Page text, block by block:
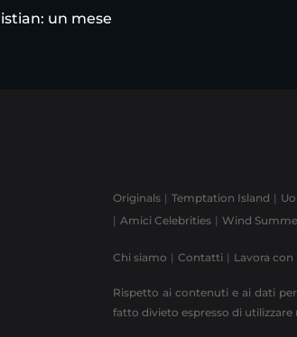
un mese
Originals Temptation Island
Amici Celebrities
Wind
Chi siamo Contatti Lavora con
Rispetto ai contenuti e ai dati
fatto divieto espresso di